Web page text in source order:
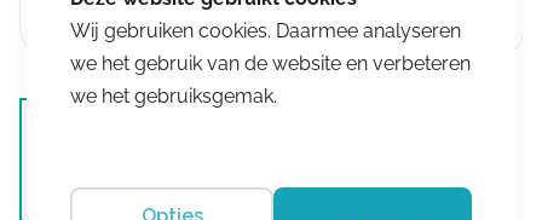
Wij gebruiken cookies. Daarmee analyseren
we het gebruik van de website en verbeteren
we het gebruiksgemak.